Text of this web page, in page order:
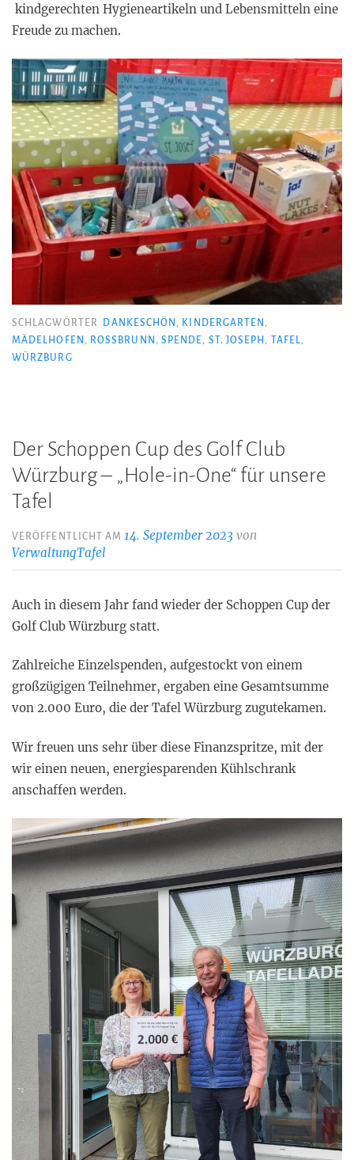
kindgerechten Hygieneartikeln und Lebensmitteln eine
Freude zu machen.
SCHLAGWÖRTER DANKESCHÖN , KINDERGARTEN ,
MÄDELHOFEN , ROSSBRUNN , SPENDE, ST. JOSEPH , TAFEL,
WÜRZBURG
Der Schoppen Cup des Golf Club
Würzburg – „Hole-in-One“ für unsere
Tafel
VERÖFFENTLICHT AM 14. September 2023 von
VerwaltungTafel
Auch in diesem Jahr fand wieder der Schoppen Cup der
Golf Club Würzburg statt.
Zahlreiche Einzelspenden, aufgestockt von einem
großzügigen Teilnehmer, ergaben eine Gesamtsumme
von 2.000 Euro, die der Tafel Würzburg zugutekamen.
Wir freuen uns sehr über diese Finanzspritze, mit der
wir einen neuen, energiesparenden Kühlschrank
anschaffen werden.